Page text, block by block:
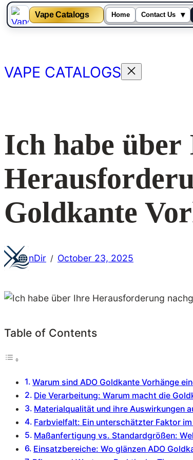
Vape Catalogs Home Contact Us ▾
content
VAPE CATALOGS
Ich habe über
Goldkante
nDir / October 23, 2025
Table of Contents
Warum sind ADO Goldkante Vorhänge
Die Verarbeitung: Warum macht die
Materialqualität und ihre Auswirkungen
Farbvielfalt: Ein unterschätzter Faktor
Maßanfertigung vs. Standardgrößen:
Einsatzbereiche: Wo glänzen ADO